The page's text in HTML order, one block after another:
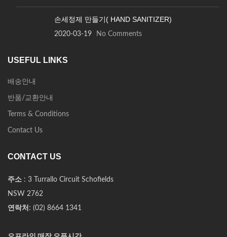
손세정제 만들기( HAND SANITIZER)
2020-03-19 No Comments
USEFUL LINKS
배송안내
반품/교환안내
Terms & Conditions
Contact Us
CONTACT US
주소 : 3 Turrallo Circuit Schofields
NSW 2762
연락처 : (02) 8664 1341